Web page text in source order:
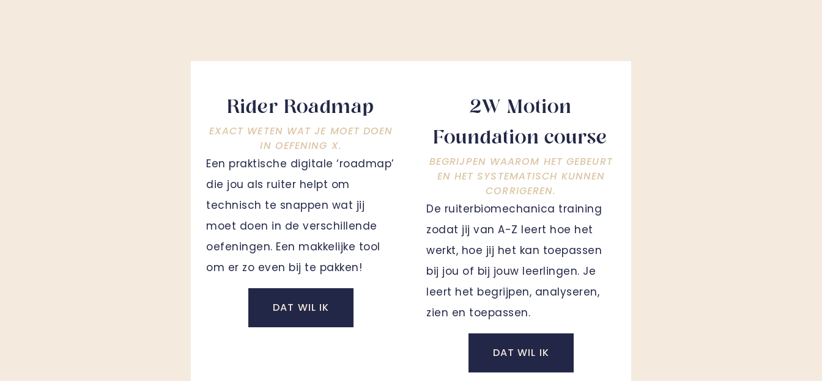
Rider Roadmap
EXACT WETEN WAT JE MOET DOEN
IN OEFENING X.
Een praktische digitale ‘roadmap’
die jou als ruiter helpt om
technisch te snappen wat jij
moet doen in de verschillende
oefeningen. Een makkelijke tool
om er zo even bij te pakken!
DAT WIL IK
2W Motion
Foundation course
BEGRIJPEN WAAROM HET GEBEURT
EN HET SYSTEMATISCH KUNNEN
CORRIGEREN.
De ruiterbiomechanica training
zodat jij van A-Z leert hoe het
werkt, hoe jij het kan toepassen
bij jou of bij jouw leerlingen. Je
leert het begrijpen, analyseren,
zien en toepassen.
DAT WIL IK